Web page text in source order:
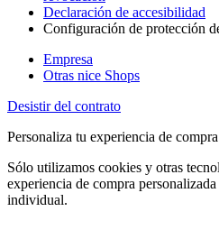
Declaración de accesibilidad
Configuración de protección
Empresa
Otras nice Shops
Desistir del contrato
Personaliza tu experiencia de compra
Sólo utilizamos cookies y otras
experiencia de compra
individual.